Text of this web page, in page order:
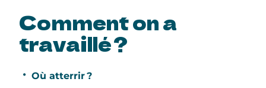
Commenton a
travaillé ?
Où atterrir ?